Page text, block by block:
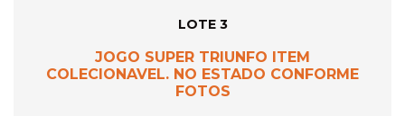
LOTE 3
JOGO SUPER TRIUNFO ITEM
COLECIONAVEL. NO ESTADO CONFORME
FOTOS